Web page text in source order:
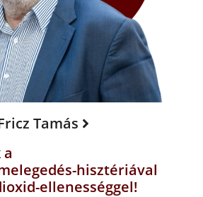
Tamás
hisztériával
ellenességgel!